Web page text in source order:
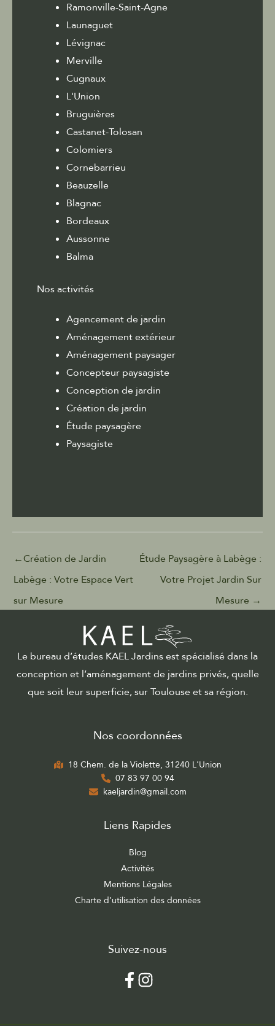
Ramonville-Saint-Agne
Launaguet
Lévignac
Merville
Cugnaux
L'Union
Bruguières
Castanet-Tolosan
Colomiers
Cornebarrieu
Beauzelle
Blagnac
Bordeaux
Aussonne
Balma
Nos activités
Agencement de jardin
Aménagement extérieur
Aménagement paysager
Concepteur paysagiste
Conception de jardin
Création de jardin
Étude paysagère
Paysagiste
←Création de Jardin
Labège : Votre Espace Vert
sur Mesure
Étude Paysagère à Labège :
Votre Projet Jardin Sur
Mesure →
Le bureau d’études KAEL Jardins est spécialisé dans la
conception et l’aménagement de jardins privés, quelle
que soit leur superficie, sur Toulouse et sa région.
Nos coordonnées
18 Chem. de la Violette, 31240 L'Union
07 83 97 00 94
kaeljardin@gmail.com
Liens Rapides
Blog
Activités
Mentions Légales
Charte d’utilisation des données
Suivez-nous